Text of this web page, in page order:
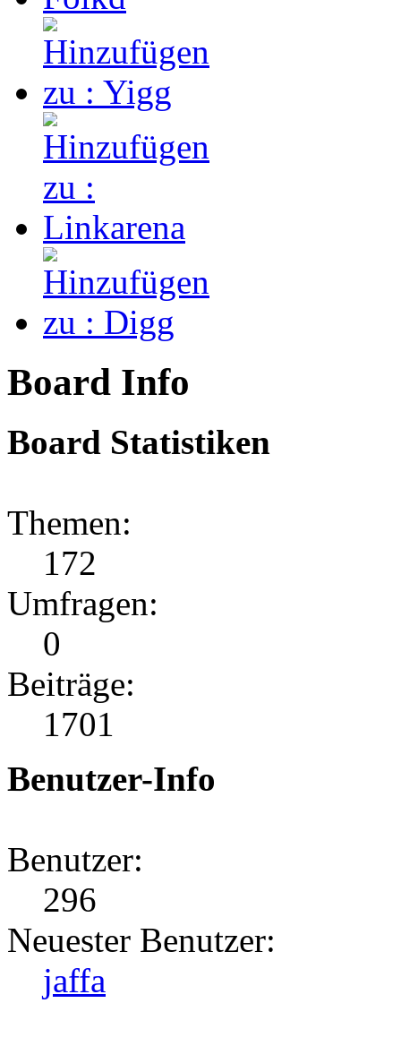
Board Info
Board Statistiken
Themen:
172
Umfragen:
0
Beiträge:
1701
Benutzer-Info
Benutzer:
296
Neuester Benutzer:
jaffa